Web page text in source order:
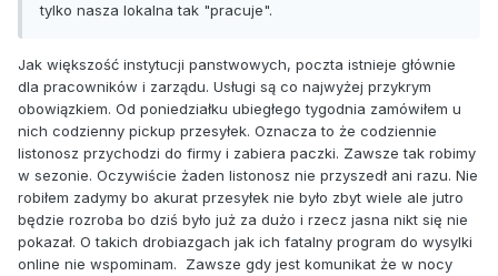
tylko nasza lokalna tak "pracuje".
Jak większość instytucji panstwowych, poczta istnieje głównie
dla pracowników i zarządu. Usługi są co najwyżej przykrym
obowiązkiem. Od poniedziałku ubiegłego tygodnia zamówiłem u
nich codzienny pickup przesyłek. Oznacza to że codziennie
listonosz przychodzi do firmy i zabiera paczki. Zawsze tak robimy
w sezonie. Oczywiście żaden listonosz nie przyszedł ani razu. Nie
robiłem zadymy bo akurat przesyłek nie było zbyt wiele ale jutro
będzie rozroba bo dziś było już za dużo i rzecz jasna nikt się nie
pokazał. O takich drobiazgach jak ich fatalny program do wysylki
online nie wspominam. Zawsze gdy jest komunikat że w nocy